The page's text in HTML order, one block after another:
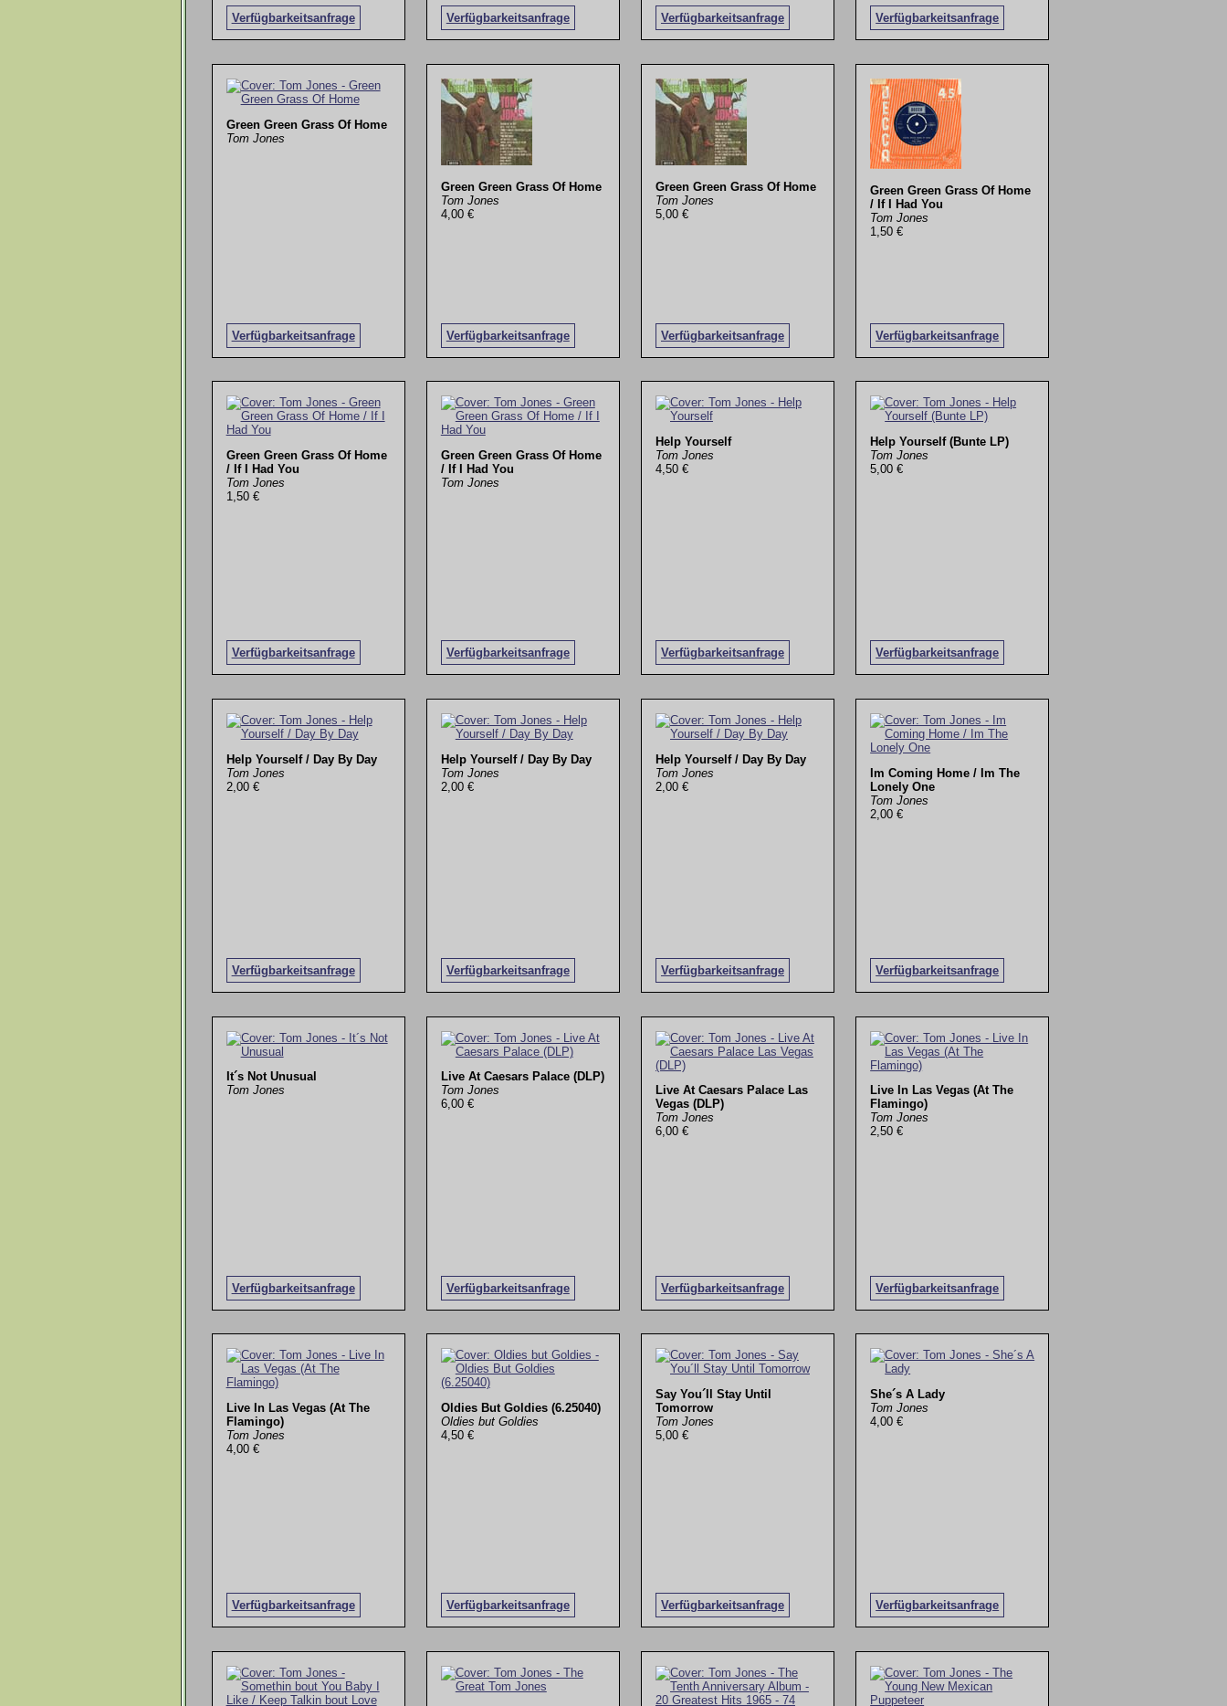
Verfügbarkeitsanfrage Verfügbarkeitsanfrage Verfügbarkeitsanfrage Verfügbarkeitsanfrage
Green Green Grass Of Home
Tom Jones
Verfügbarkeitsanfrage
Green Green Grass Of Home
Tom Jones
4,00 €
Verfügbarkeitsanfrage
Green Green Grass Of Home
Tom Jones
5,00 €
Verfügbarkeitsanfrage
Green Green Grass Of Home
/ If I Had You
Tom Jones
1,50 €
Verfügbarkeitsanfrage
Green Green Grass Of Home
/ If I Had You
Tom Jones
1,50 €
Verfügbarkeitsanfrage
Green Green Grass Of Home
/ If I Had You
Tom Jones
Verfügbarkeitsanfrage
Help Yourself
Tom Jones
4,50 €
Verfügbarkeitsanfrage
Help Yourself (Bunte LP)
Tom Jones
5,00 €
Verfügbarkeitsanfrage
Help Yourself / Day By Day
Tom Jones
2,00 €
Verfügbarkeitsanfrage
Help Yourself / Day By Day
Tom Jones
2,00 €
Verfügbarkeitsanfrage
Help Yourself / Day By Day
Tom Jones
2,00 €
Verfügbarkeitsanfrage
Im Coming Home / Im The
Lonely One
Tom Jones
2,00 €
Verfügbarkeitsanfrage
It´s Not Unusual
Tom Jones
Verfügbarkeitsanfrage
Live At Caesars Palace (DLP)
Tom Jones
6,00 €
Verfügbarkeitsanfrage
Live At Caesars Palace Las
Vegas (DLP)
Tom Jones
6,00 €
Verfügbarkeitsanfrage
Live In Las Vegas (At The
Flamingo)
Tom Jones
2,50 €
Verfügbarkeitsanfrage
Live In Las Vegas (At The
Flamingo)
Tom Jones
4,00 €
Verfügbarkeitsanfrage
Oldies But Goldies (6.25040)
Oldies but Goldies
4,50 €
Verfügbarkeitsanfrage
Say You´ll Stay Until
Tomorrow
Tom Jones
5,00 €
Verfügbarkeitsanfrage
She´s A Lady
Tom Jones
4,00 €
Verfügbarkeitsanfrage